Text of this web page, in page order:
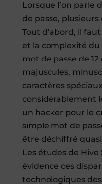
Lorsque l’on parle
de passe,
Tout d’abord, il
et la complexité du
mot de passe de
majuscules,
caractères
considérablement
un hacker pour le
simple mot de
être déchiffré
Les études de
évidence ces
technologiques